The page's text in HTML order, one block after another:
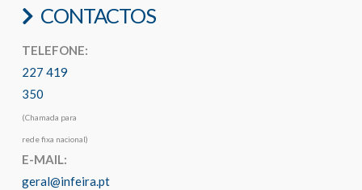
CONTACTOS
TELEFONE:
227 419
350
(Chamada para
rede fixa nacional)
E-MAIL:
geral@infeira.pt